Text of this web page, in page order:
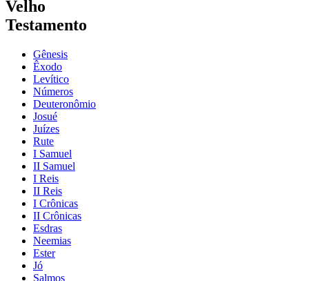
Velho
Testamento
Gênesis
Êxodo
Levítico
Números
Deuteronômio
Josué
Juízes
Rute
I Samuel
II Samuel
I Reis
II Reis
I Crônicas
II Crônicas
Esdras
Neemias
Ester
Jó
Salmos